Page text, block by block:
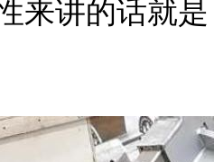
来讲的话就是